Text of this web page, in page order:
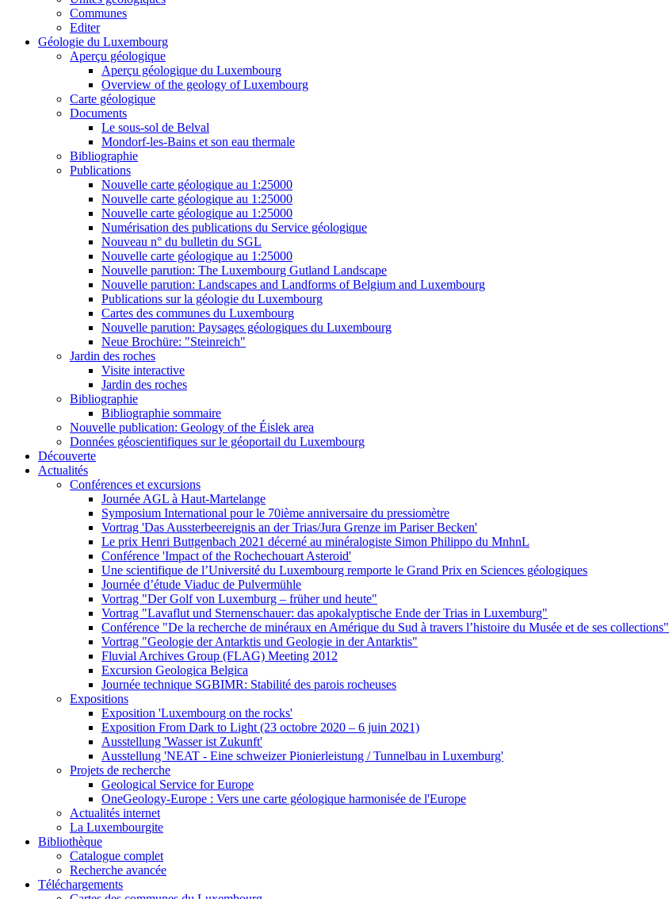
Communes
Editer
Géologie du Luxembourg
Aperçu géologique
Aperçu géologique du Luxembourg
Overview of the geology of Luxembourg
Carte géologique
Documents
Le sous-sol de Belval
Mondorf-les-Bains et son eau thermale
Bibliographie
Publications
Nouvelle carte géologique au 1:25000
Nouvelle carte géologique au 1:25000
Nouvelle carte géologique au 1:25000
Numérisation des publications du Service géologique
Nouveau n° du bulletin du SGL
Nouvelle carte géologique au 1:25000
Nouvelle parution: The Luxembourg Gutland Landscape
Nouvelle parution: Landscapes and Landforms of Belgium and Luxembourg
Publications sur la géologie du Luxembourg
Cartes des communes du Luxembourg
Nouvelle parution: Paysages géologiques du Luxembourg
Neue Brochüre: "Steinreich"
Jardin des roches
Visite interactive
Jardin des roches
Bibliographie
Bibliographie sommaire
Nouvelle publication: Geology of the Éislek area
Données géoscientifiques sur le géoportail du Luxembourg
Découverte
Actualités
Conférences et excursions
Journée AGL à Haut-Martelange
Symposium International pour le 70ième anniversaire du pressiomètre
Vortrag 'Das Aussterbeereignis an der Trias/Jura Grenze im Pariser Becken'
Le prix Henri Buttgenbach 2021 décerné au minéralogiste Simon Philippo du MnhnL
Conférence 'Impact of the Rochechouart Asteroid'
Une scientifique de l’Université du Luxembourg remporte le Grand Prix en Sciences géologiques
Journée d’étude Viaduc de Pulvermühle
Vortrag "Der Golf von Luxemburg – früher und heute"
Vortrag "Lavaflut und Sternenschauer: das apokalyptische Ende der Trias in Luxemburg"
Conférence "De la recherche de minéraux en Amérique du Sud à travers l’histoire du Musée et de ses collections"
Vortrag "Geologie der Antarktis und Geologie in der Antarktis"
Fluvial Archives Group (FLAG) Meeting 2012
Excursion Geologica Belgica
Journée technique SGBIMR: Stabilité des parois rocheuses
Expositions
Exposition 'Luxembourg on the rocks'
Exposition From Dark to Light (23 octobre 2020 – 6 juin 2021)
Ausstellung 'Wasser ist Zukunft'
Ausstellung 'NEAT - Eine schweizer Pionierleistung / Tunnelbau in Luxemburg'
Projets de recherche
Geological Service for Europe
OneGeology-Europe : Vers une carte géologique harmonisée de l'Europe
Actualités internet
La Luxembourgite
Bibliothèque
Catalogue complet
Recherche avancée
Téléchargements